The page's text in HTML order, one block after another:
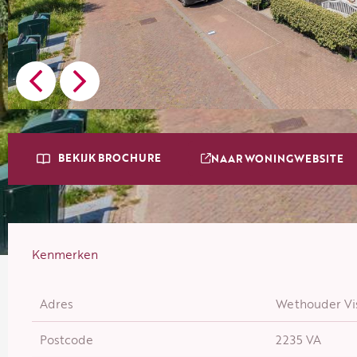
BEKIJK BROCHURE NAAR WONINGWEBSITE
Kenmerken
Adres Wethouder
Postcode 2235 VA